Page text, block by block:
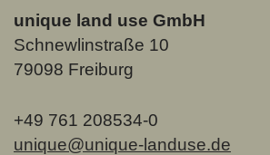
unique land use GmbH
Schnewlinstraße 10
79098 Freiburg
+49 761 208534-0
unique@unique-landuse.de